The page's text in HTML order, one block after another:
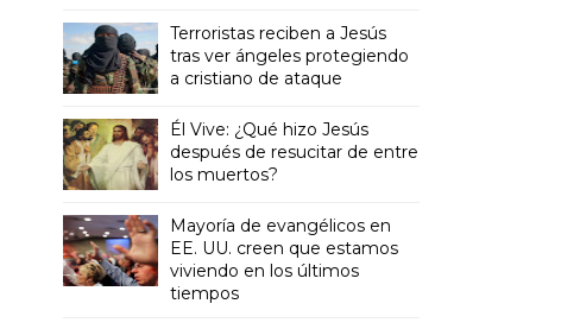
Terroristas reciben a Jesús
tras ver ángeles protegiendo
a cristiano de ataque
Él Vive: ¿Qué hizo Jesús
después de resucitar de entre
los muertos?
Mayoría de evangélicos en
EE. UU. creen que estamos
viviendo en los últimos
tiempos